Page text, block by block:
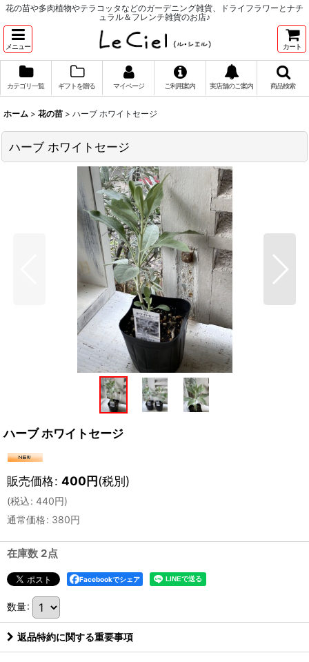
花の苗や多肉植物やテラコッタなどのガーデニング雑貨、ドライフラワーとナチ
ュラル＆フレンチ雑貨のお店♪
メニュー カート
カテゴリ一覧 ギフトを贈る マイページ ご利用案内 実店舗のご案内 商品検索
ホーム > 花の苗 > ハーブ ホワイトセージ
ハーブ ホワイトセージ
ハーブ ホワイトセージ
販売価格: 400円(税別)
(税込: 440円)
通常価格: 380円
在庫数 2点
Facebookでシェア
数量:
返品特約に関する重要事項